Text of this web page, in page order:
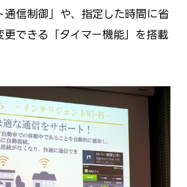
信制御」や、指定した時間に省
できる「タイマー機能」を搭載